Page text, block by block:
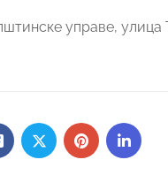
управе, улица